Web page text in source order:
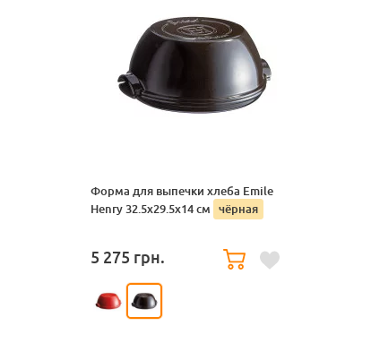
Форма для выпечки хлеба Emile
Henry 32.5x29.5x14 см чёрная
5 275 грн.